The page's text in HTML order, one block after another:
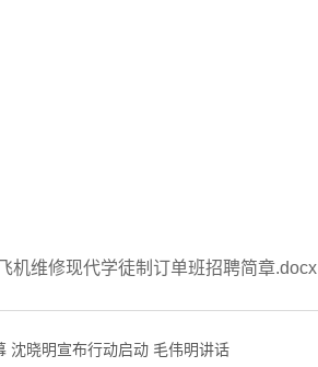
机维修现代学徒制订单班招聘简章.docx
沈晓明宣布行动启动 毛伟明讲话